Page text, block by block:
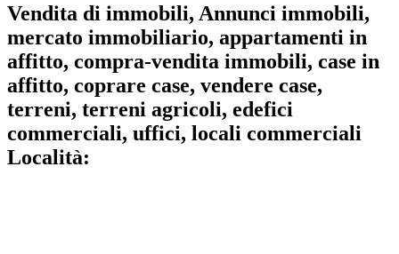
Vendita di immobili, Annunci immobili,
mercato immobiliario, appartamenti in
affitto, compra-vendita immobili, case in
affitto, coprare case, vendere case,
terreni, terreni agricoli, edefici
commerciali, uffici, locali commerciali
Località: